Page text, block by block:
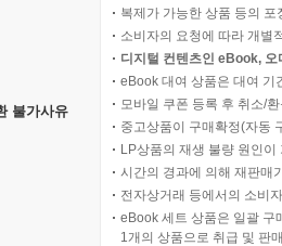
불가사유
복제가 가능한 상품 등의
소비자의 요청에 따라 개별
디지털 컨텐츠인 eBook,
eBook 대여 상품은 대여 기
모바일 쿠폰 등록 후 취소/
중고상품이 구매확정(자동
LP상품의 재생 불량 원인
시간의 경과에 의해 재판매
전자상거래 등에서의 소비
eBook 세트 상품은 일괄 구
1개의 상품으로 취급 및 판